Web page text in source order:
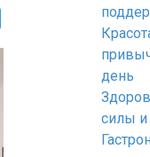
день
силы и